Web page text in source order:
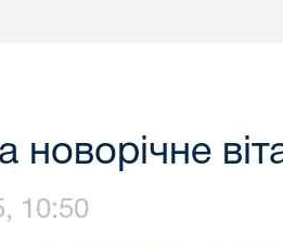
новорічне
10:50